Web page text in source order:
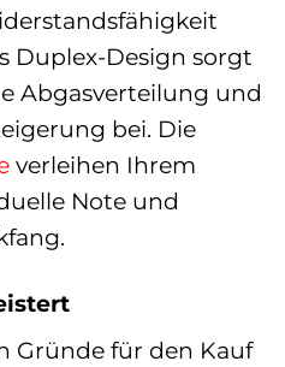
Duplex-Design sorgt
Abgasverteilung und
bei. Die
verleihen Ihrem
Note und
Gründe für den Kauf